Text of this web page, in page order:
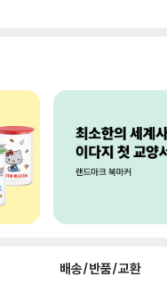
배송/반품/교환